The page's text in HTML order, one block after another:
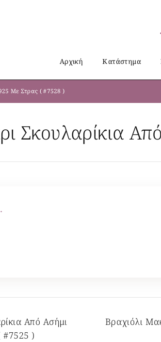
Αρχική Κατάστημα
Με Στρας ( #7528 )
Σκουλαρίκια
Από Ασήμι
)
Βραχιόλι